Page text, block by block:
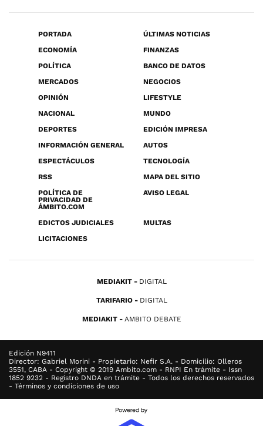
PORTADA
ÚLTIMAS NOTICIAS
ECONOMÍA
FINANZAS
POLÍTICA
BANCO DE DATOS
MERCADOS
NEGOCIOS
OPINIÓN
LIFESTYLE
NACIONAL
MUNDO
DEPORTES
EDICIÓN IMPRESA
INFORMACIÓN GENERAL
AUTOS
ESPECTÁCULOS
TECNOLOGÍA
RSS
MAPA DEL SITIO
POLÍTICA DE
PRIVACIDAD DE
ÁMBITO.COM
AVISO LEGAL
EDICTOS JUDICIALES
MULTAS
LICITACIONES
MEDIAKIT DIGITAL
TARIFARIO DIGITAL
MEDIAKIT AMBITO DEBATE
Edición N9411
Director: Gabriel Morini - Propietario: Nefir S.A. - Domicilio: Olleros
3551, CABA - Copyright © 2019 Ambito.com - RNPI En trámite - Issn
1852 9232 - Registro DNDA en trámite - Todos los derechos reservados
- Términos y condiciones de uso